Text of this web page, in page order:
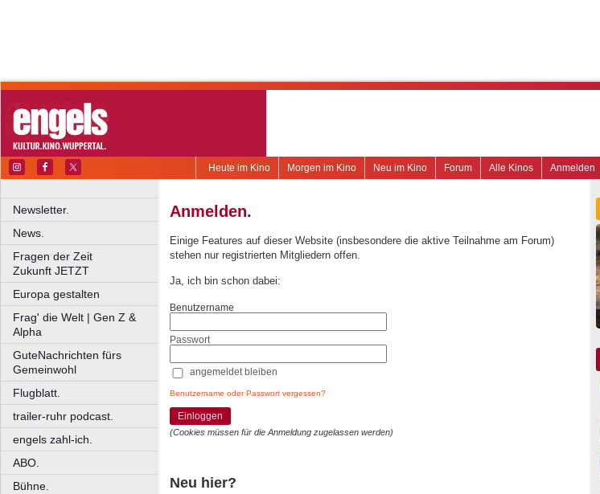
Anmelden
Alle Kinos
Forum
Neu im Kino
Morgen im Kino
Heute im Kino
Newsletter.
News.
Fragen der Zeit
Zukunft JETZT
Europa gestalten
Frag' die Welt | Gen Z &
Alpha
GuteNachrichten fürs
Gemeinwohl
Flugblatt.
trailer-ruhr podcast.
engels zahl-ich.
ABO.
Bühne.
Anmelden.
Einige Features auf dieser Website (insbesondere die aktive Teilnahme am Forum)
stehen nur registrierten Mitgliedern offen.
Ja, ich bin schon dabei:
Benutzername
Passwort
angemeldet bleiben
Benutzername oder Passwort vergessen?
Einloggen
(Cookies müssen für die Anmeldung zugelassen werden)
Neu hier?